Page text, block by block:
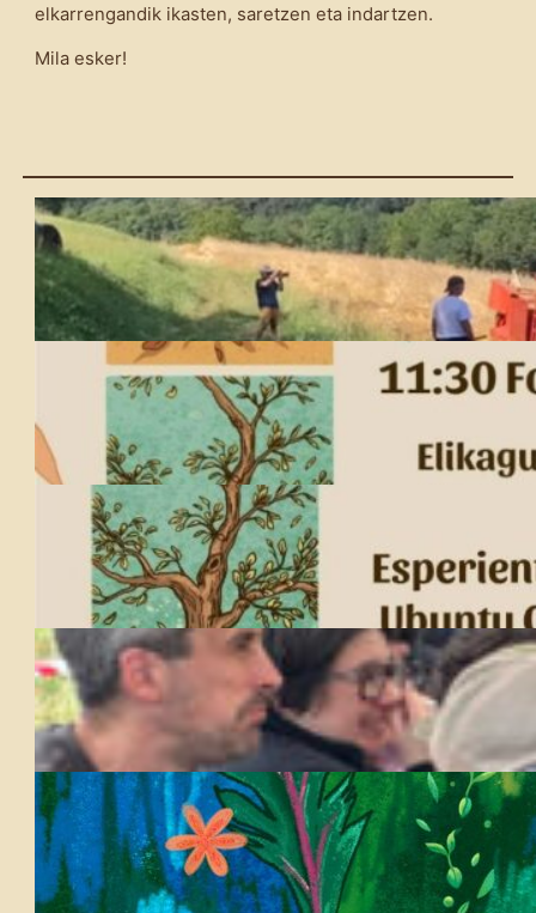
elkarrengandik ikasten, saretzen eta indartzen.
Mila esker!